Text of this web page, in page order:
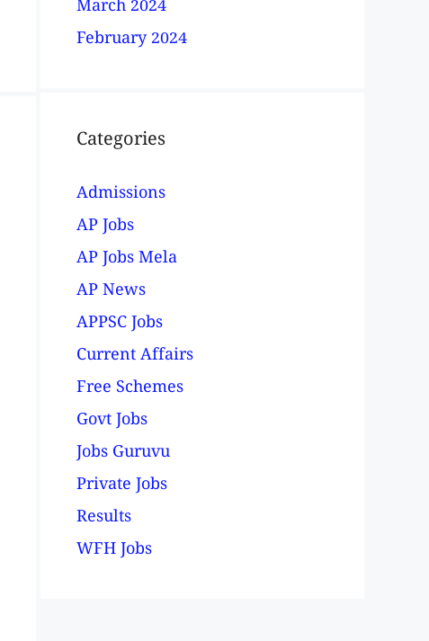
March 2024
February 2024
Categories
Admissions
AP Jobs
AP Jobs Mela
AP News
APPSC Jobs
Current Affairs
Free Schemes
Govt Jobs
Jobs Guruvu
Private Jobs
Results
WFH Jobs